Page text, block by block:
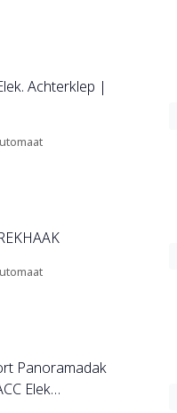
Achterklep |
Panoramadak
Elek